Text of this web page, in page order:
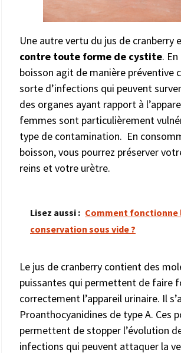
Une autre vertu du jus de cranberry
contre toute forme de cystite.
boisson agit de manière préventive
sorte d’infections qui peuvent
des organes ayant rapport à
femmes sont particulièrement
type de contamination. En
boisson, vous pourrez préserver
reins et votre urètre.
Lisez aussi : Comment fonctionne
conservation sous vide ?
Le jus de cranberry contient des
puissantes qui permettent de faire
correctement l’appareil urinaire. Il
Proanthocyanidines de type A. Ces
permettent de stopper l’évolution
infections qui peuvent attaquer la